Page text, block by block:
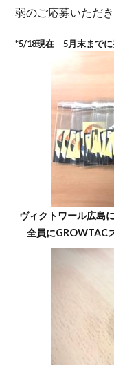
弱のご応募いただき
*5/18現在 5月末までに
ヴィクトワール広島
全員にGROWTAC